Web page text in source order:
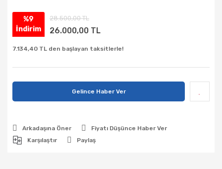
%9
İndirim
28.500,00 TL
26.000,00 TL
7.134,40 TL den başlayan taksitlerle!
Gelince Haber Ver
Arkadaşına Öner
Fiyatı Düşünce Haber Ver
Karşılaştır
Paylaş